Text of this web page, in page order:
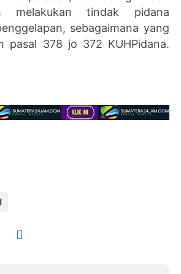
melakukan tindak pidana
sebagaimana yang
pasal 378 jo 372 KUHPidana.